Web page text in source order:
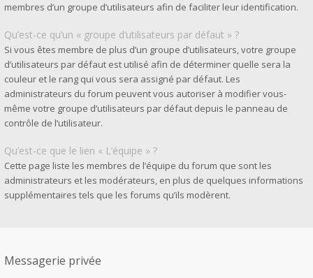
membres d’un groupe d’utilisateurs afin de faciliter leur identification.
Qu’est-ce qu’un « groupe d’utilisateurs par défaut » ?
Si vous êtes membre de plus d’un groupe d’utilisateurs, votre groupe
d’utilisateurs par défaut est utilisé afin de déterminer quelle sera la
couleur et le rang qui vous sera assigné par défaut. Les
administrateurs du forum peuvent vous autoriser à modifier vous-
même votre groupe d’utilisateurs par défaut depuis le panneau de
contrôle de l’utilisateur.
Qu’est-ce que le lien « L’équipe » ?
Cette page liste les membres de l’équipe du forum que sont les
administrateurs et les modérateurs, en plus de quelques informations
supplémentaires tels que les forums qu’ils modèrent.
Messagerie privée